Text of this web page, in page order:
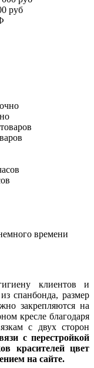
руб
времени
клиентов и
спанбонда, размер
закрепляются на
кресле благодаря
с двух сторон
с перестройкой
красителей цвет
на сайте.